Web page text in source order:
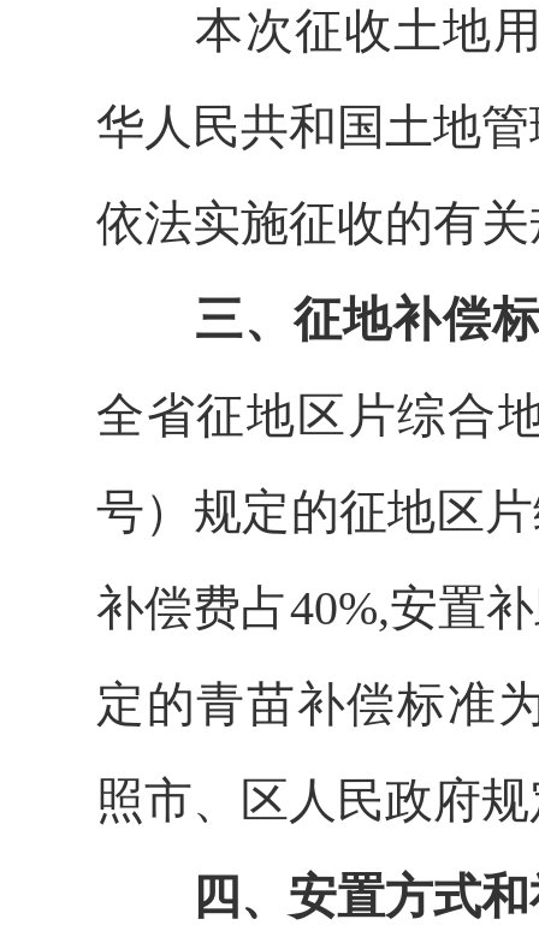
本次征收土地
华人民共和国土地
依法实施征收的有
三、征地补偿
全省征地区片综合
号）规定的征地区
补偿费占40%,安置
定的青苗补偿标准
照市、
区人民政府
四、安置方式